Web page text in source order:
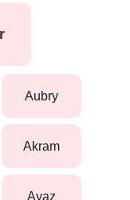
aubry
akram
ayaz